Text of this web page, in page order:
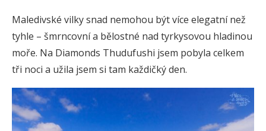
Maledivské vilky snad nemohou být více elegatní než
tyhle – šmrncovní a bělostné nad tyrkysovou hladinou
moře. Na Diamonds Thudufushi jsem pobyla celkem
tři noci a užila jsem si tam každičký den.